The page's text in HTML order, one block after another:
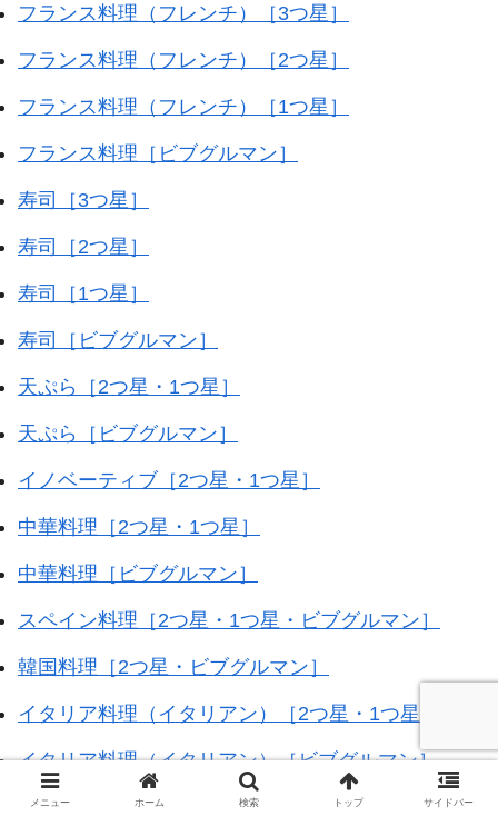
フランス料理（フレンチ）［3つ星］
フランス料理（フレンチ）［2つ星］
フランス料理（フレンチ）［1つ星］
フランス料理［ビブグルマン］
寿司［3つ星］
寿司［2つ星］
寿司［1つ星］
寿司［ビブグルマン］
天ぷら［2つ星・1つ星］
天ぷら［ビブグルマン］
イノベーティブ［2つ星・1つ星］
中華料理［2つ星・1つ星］
中華料理［ビブグルマン］
スペイン料理［2つ星・1つ星・ビブグルマン］
韓国料理［2つ星・ビブグルマン］
イタリア料理（イタリアン）［2つ星・1つ星］
イタリア料理（イタリアン）［ビブグルマン］
居酒屋［1つ星・ビブグルマン］
メニュー ホーム 検索 トップ サイドバー